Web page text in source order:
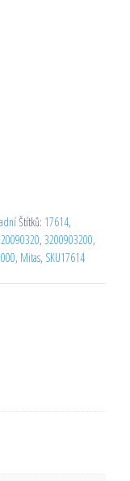
Štítků: 17614,
, 3200903200,
, Mitas, SKU17614